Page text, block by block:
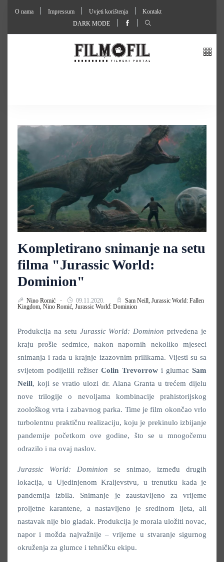
O nama Impressum Uvjeti korištenja
Kontakt
DARK MODE
Kompletirano snimanje na setu
filma "Jurassic World:
Dominion"
Nino Romić 09.11.2020. Sam Neill, Jurassic World: Fallen
Kingdom, Nino Romić, Jurassic World: Dominion
Produkcija na setu Jurassic World: Dominion privedena je
kraju prošle sedmice, nakon napornih nekoliko mjeseci
snimanja i rada u krajnje izazovnim prilikama. Vijesti su sa
svijetom podijelili režiserColin Trevorrowi glumacSam
Neill, koji se vratio ulozi dr. Alana Granta u trećem dijelu
nove trilogije o nevoljama kombinacije prahistorijskog
zoološkog vrta i zabavnog parka. Time je film okončao vrlo
turbolentnu praktičnu realizaciju, koju je prekinulo izbijanje
pandemije početkom ove godine, što se u mnogočemu
odrazilo i na ovaj naslov.
Jurassic World: Dominion se snimao, između drugih
lokacija, u Ujedinjenom Kraljevstvu, u trenutku kada je
pandemija izbila. Snimanje je zaustavljeno za vrijeme
proljetne karantene, a nastavljeno je sredinom ljeta, ali
nastavak nije bio gladak. Produkcija je morala uložiti novac,
napor i možda najvažnije – vrijeme u stvaranje sigurnog
okruženja za glumce i tehničku ekipu.